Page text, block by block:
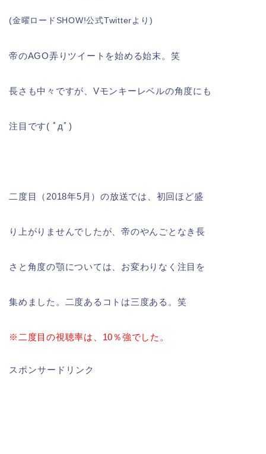
(金曜ロードSHOW!公式Twitterより)
帝のAGO弄りツイートを始める始末。笑
長さも中々ですが、Vモンキーレベルの角度にも
注目です( ﾟдﾟ)
二度目（2018年5月）の放送では、初回ほど盛
り上がりませんでしたが、帝のやんごとなき長
さと角度の顎については、お変わりなく注目を
集めました。二度あるコトは三度ある。笑
※二度目の視聴率は、10％強でした。
スポンサードリンク